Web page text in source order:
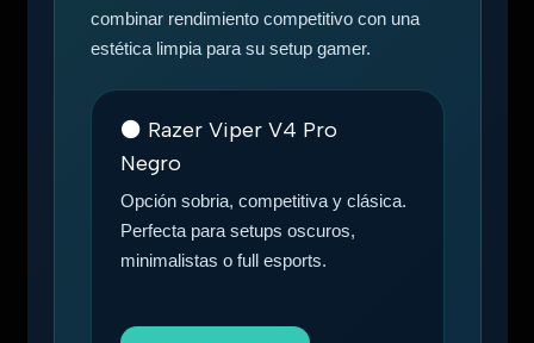
combinar rendimiento competitivo con una
estética limpia para su setup gamer.
⚫ Razer Viper V4 Pro
Negro
Opción sobria, competitiva y clásica.
Perfecta para setups oscuros,
minimalistas o full esports.